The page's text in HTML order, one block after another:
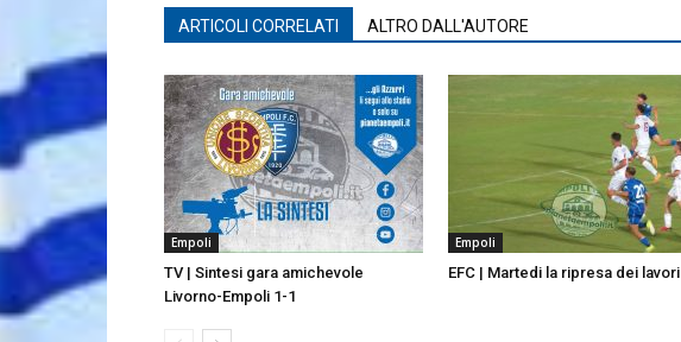
ARTICOLI CORRELATI ALTRO DALL'AUTORE
Empoli
TV | Sintesi gara amichevole
Livorno-Empoli 1-1
Empoli
EFC | Martedi la ripresa dei lavori